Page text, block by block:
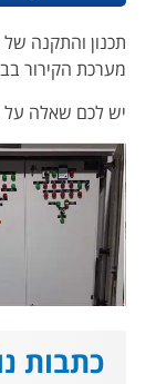
תכנון והתקנה
מערכת הקירור
יש לכם שאלה על
כתבות